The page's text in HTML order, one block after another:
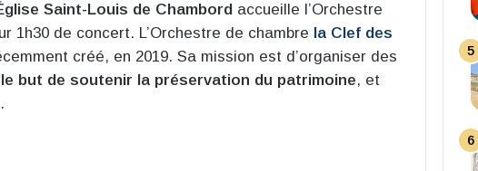
Saint-Louis de Chambord accueille l’Orchestre
1h30 de concert. L’Orchestre de chambre la Clef des
créé, en 2019. Sa mission est d’organiser des
le but de soutenir la préservation du patrimoine, et